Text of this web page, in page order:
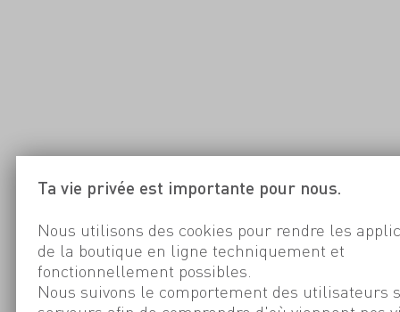
Ta vie privée est importante pour nous.
Nous utilisons des cookies pour rendre les
de la boutique en ligne techniquement et
fonctionnellement possibles.
Nous suivons le comportement des utilisateurs